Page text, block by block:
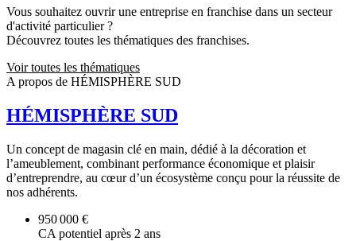
Vous souhaitez ouvrir une entreprise en franchise dans un secteur
d'activité particulier ?
Découvrez toutes les thématiques des franchises.
Voir toutes les thématiques
A propos de HÉMISPHÈRE SUD
HÉMISPHÈRE SUD
Un concept de magasin clé en main, dédié à la décoration et
l’ameublement, combinant performance économique et plaisir
d’entreprendre, au cœur d’un écosystème conçu pour la réussite de
nos adhérents.
950 000 €
CA potentiel après 2 ans